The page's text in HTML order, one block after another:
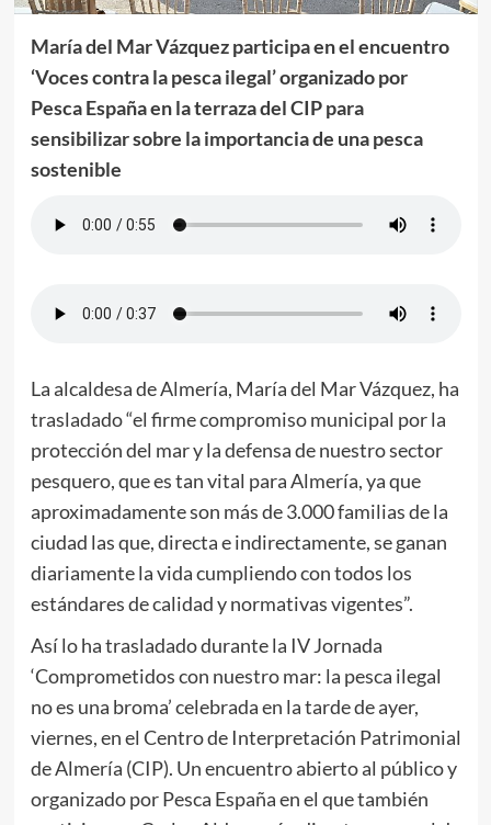
María del Mar Vázquez participa en el encuentro
‘Voces contra la pesca ilegal’ organizado por
Pesca España en la terraza del CIP para
sensibilizar sobre la importancia de una pesca
sostenible
La alcaldesa de Almería, María del Mar Vázquez, ha
trasladado “el firme compromiso municipal por la
protección del mar y la defensa de nuestro sector
pesquero, que es tan vital para Almería, ya que
aproximadamente son más de 3.000 familias de la
ciudad las que, directa e indirectamente, se ganan
diariamente la vida cumpliendo con todos los
estándares de calidad y normativas vigentes”.
Así lo ha trasladado durante la IV Jornada
‘Comprometidos con nuestro mar: la pesca ilegal
no es una broma’ celebrada en la tarde de ayer,
viernes, en el Centro de Interpretación Patrimonial
de Almería (CIP). Un encuentro abierto al público y
organizado por Pesca España en el que también